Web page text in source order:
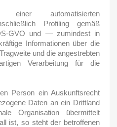
automatisierten
Profiling gemäß
GVO und — zumindest in
Informationen über die
und die angestrebten
Verarbeitung für die
Person ein Auskunftsrecht
Daten an ein Drittland
Organisation übermittelt
ist, so steht der betroffenen